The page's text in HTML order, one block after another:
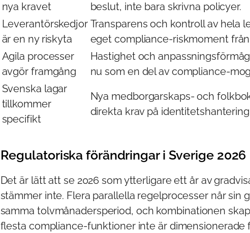
nya kravet
beslut, inte bara skrivna policyer.
Leverantörskedjor
är en ny riskyta
Transparens och kontroll av hela
eget compliance-riskmoment från
Agila processer
avgör framgång
Hastighet och
nu som en del av compliance-
Svenska lagar
tillkommer
specifikt
Nya medborgarskaps- och
direkta krav på
Regulatoriska förändringar i Sverige 2026
Det är lätt att se 2026 som ytterligare ett år av
stämmer inte. Flera parallella regelprocesser når sin
samma tolvmånadersperiod, och kombinationen
flesta compliance-funktioner inte är dimensionerade